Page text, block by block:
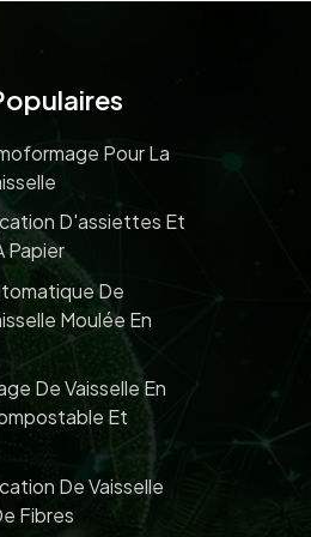
Pour La
D'assiettes Et
Papier
De
Moulée En
De Vaisselle En
Et
De Vaisselle
Fibres